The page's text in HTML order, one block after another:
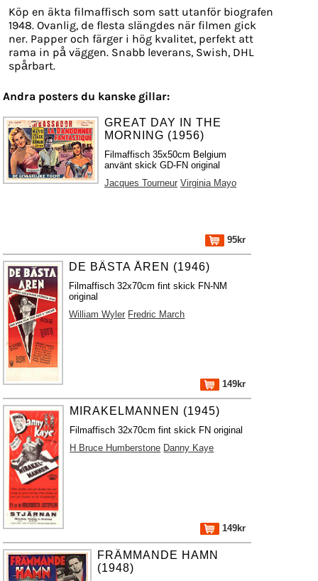
Köp en äkta filmaffisch som satt utanför biografen
1948. Ovanlig, de flesta slängdes när filmen gick
ner. Papper och färger i hög kvalitet, perfekt att
rama in på väggen. Snabb leverans, Swish, DHL
spårbart.
Andra posters du kanske gillar:
GREAT DAY IN THE
MORNING (1956)
Filmaffisch 35x50cm Belgium
använt skick GD-FN original
Jacques Tourneur Virginia Mayo
95kr
DE BÄSTA ÅREN (1946)
Filmaffisch 32x70cm fint skick FN-NM
original
William Wyler Fredric March
149kr
MIRAKELMANNEN (1945)
Filmaffisch 32x70cm fint skick FN original
H Bruce Humberstone Danny Kaye
149kr
FRÄMMANDE HAMN
(1948)